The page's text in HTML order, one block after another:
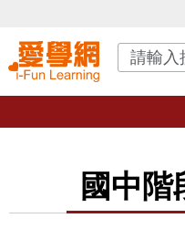
關鍵字
國中階